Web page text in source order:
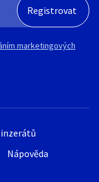
Nápověda
marketingových